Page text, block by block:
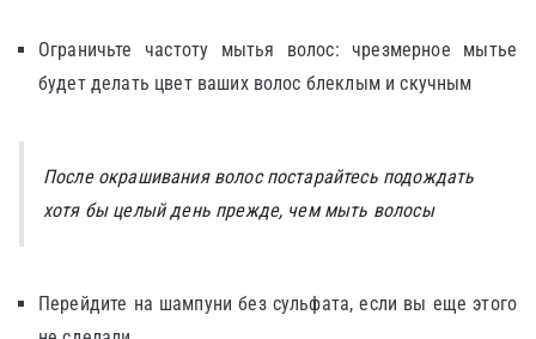
Ограничьте частоту мытья волос: чрезмерное мытье
будет делать цвет ваших волос блеклым и скучным
После окрашивания волос постарайтесь подождать
хотя бы целый день прежде, чем мыть волосы
Перейдите на шампуни без сульфата, если вы еще этого